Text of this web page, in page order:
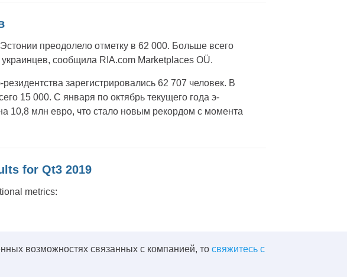
преодолело отметку в 62 000. Больше всего
сообщила RIA.com Marketplaces OÜ.
зарегистрировались 62 707 человек. В
15 000. С января по октябрь текущего года э-
10,8 млн евро, что стало новым рекордом с момента
for Qt3 2019
metrics:
возможностях связанных с компанией, то свяжитесь с